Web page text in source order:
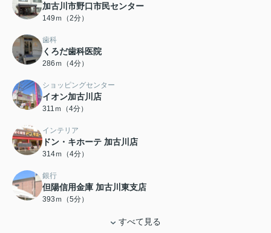
加古川市野口市民センター
149ｍ（2分）
歯科
くろだ歯科医院
286ｍ（4分）
ショッピングセンター
イオン加古川店
311ｍ（4分）
インテリア
ドン・キホーテ 加古川店
314ｍ（4分）
銀行
但陽信用金庫 加古川東支店
393ｍ（5分）
すべて見る